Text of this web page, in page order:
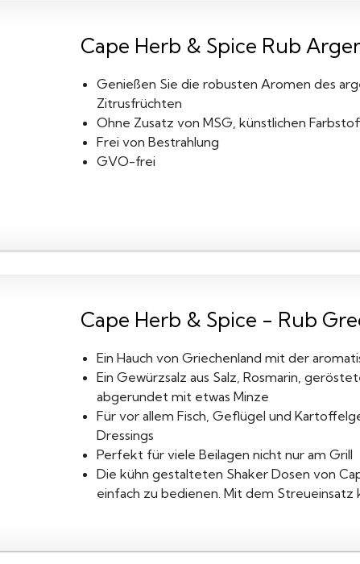
Cape Herb & Spice Rub
Genießen Sie die robusten Aromen des
Zitrusfrüchten
Ohne Zusatz von MSG, künstlichen
Frei von Bestrahlung
GVO-frei
Cape Herb & Spice - Rub
Ein Hauch von Griechenland mit der
Ein Gewürzsalz aus Salz, Rosmarin,
abgerundet mit etwas Minze
Für vor allem Fisch, Geflügel und
Dressings
Perfekt für viele Beilagen nicht nur am Grill
Die kühn gestalteten Shaker Dosen von
einfach zu bedienen. Mit dem